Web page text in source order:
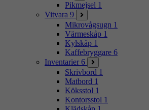
Pikmejsel 1
Vitvara 9
Mikrovågsugn 1
Värmeskåp 1
Kylskåp 1
Kaffebryggare 6
Inventarier 6
Skrivbord 1
Matbord 1
Köksstol 1
Kontorsstol 1